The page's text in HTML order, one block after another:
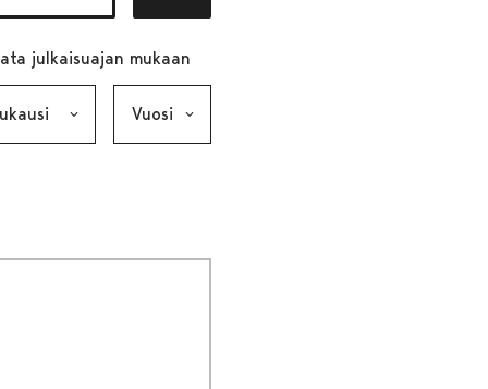
julkaisuajan mukaan